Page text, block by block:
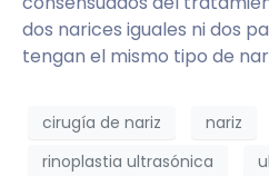
dos narices iguales ni dos
tengan el mismo tipo de
cirugía de nariz nariz
rinoplastia ultrasónica